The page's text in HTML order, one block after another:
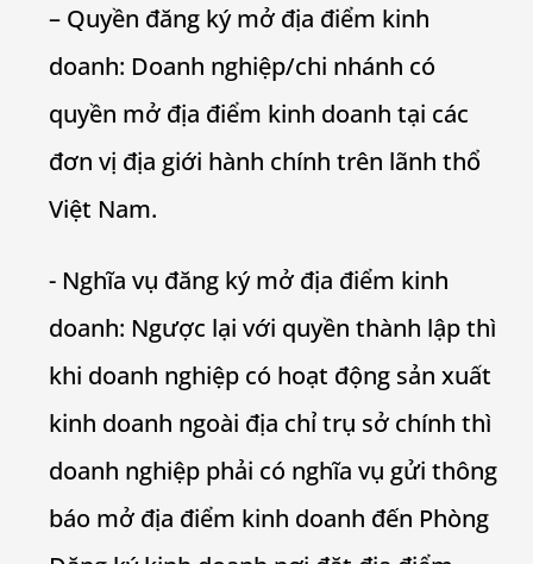
– Quyền đăng ký mở địa điểm kinh
doanh: Doanh nghiệp/chi nhánh có
quyền mở địa điểm kinh doanh tại các
đơn vị địa giới hành chính trên lãnh thổ
Việt Nam.
­- Nghĩa vụ đăng ký mở địa điểm kinh
doanh: Ngược lại với quyền thành lập thì
khi doanh nghiệp có hoạt động sản xuất
kinh doanh ngoài địa chỉ trụ sở chính thì
doanh nghiệp phải có nghĩa vụ gửi thông
báo mở địa điểm kinh doanh đến Phòng